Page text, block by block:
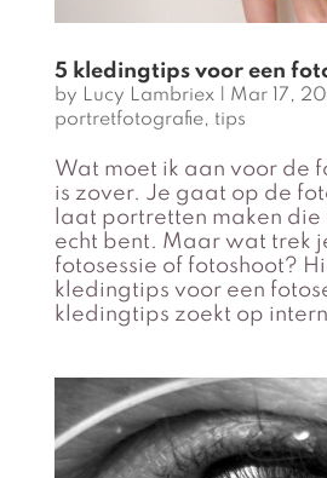
5 kledingtips voor een
by Lucy Lambriex| Mar 17,
portretfotografie, tips
Wat moet ik aan voor de
is zover. Je gaat op de
laat portretten maken die
echt bent. Maar wat trek
fotosessie of fotoshoot?
kledingtips voor een
kledingtips zoekt op